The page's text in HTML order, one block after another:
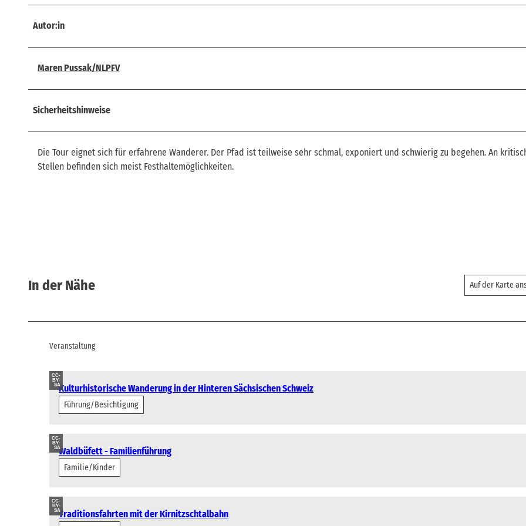
Autor:in
Maren Pussak/NLPFV
Sicherheitshinweise
Die Tour eignet sich für erfahrene Wanderer. Der Pfad ist teilweise sehr schmal, exponiert und schwierig zu begehen. An
Stellen befinden sich meist Festhaltemöglichkeiten.
In der Nähe Auf der Karte
Veranstaltung
CC-
BY-
SAKulturhistorische Wanderung in der Hinteren Sächsischen Schweiz
Führung/Besichtigung
CC-
BY-
SAWaldbüfett - Familienführung
Familie/Kinder
CC-
BY-
SATraditionsfahrten mit der Kirnitzschtalbahn